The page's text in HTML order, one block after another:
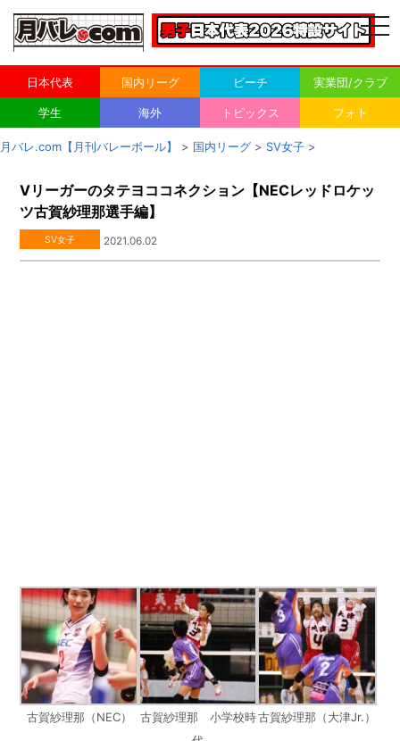
日本代表 国内リーグ ビーチ 実業団/クラブ
学生 海外 トピックス フォト
月バレ.com【月刊バレーボール】 > 国内リーグ > SV女子 >
Vリーガーのタテヨココネクション【NECレッドロケッ
ツ古賀紗理那選手編】
SV女子 2021.06.02
古賀紗理那（NEC）
古賀紗理那 小学校時古賀紗理那（大津Jr.）